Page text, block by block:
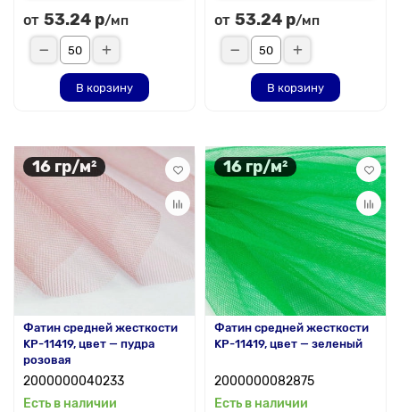
от 53.24 р/мп
В корзину
от 53.24 р/мп
В корзину
16 гр/м²
Фатин средней жесткости
KP-11419, цвет — пудра
розовая
2000000040233
Есть в наличии
16 гр/м²
Фатин средней жесткости
KP-11419, цвет — зеленый
2000000082875
Есть в наличии